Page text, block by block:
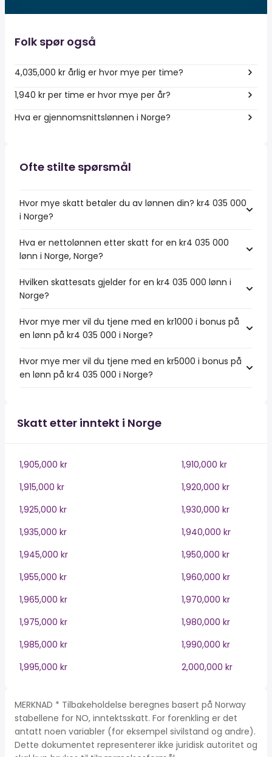
Folk spør også
4,035,000 kr årlig er hvor mye per time?
1,940 kr per time er hvor mye per år?
Hva er gjennomsnittslønnen i Norge?
Ofte stilte spørsmål
Hvor mye skatt betaler du av lønnen din? kr4 035 000
i Norge?
Hva er nettolønnen etter skatt for en kr4 035 000
lønn i Norge, Norge?
Hvilken skattesats gjelder for en kr4 035 000 lønn i
Norge?
Hvor mye mer vil du tjene med en kr1000 i bonus på
en lønn på kr4 035 000 i Norge?
Hvor mye mer vil du tjene med en kr5000 i bonus på
en lønn på kr4 035 000 i Norge?
Skatt etter inntekt i Norge
1,905,000 kr
1,910,000 kr
1,915,000 kr
1,920,000 kr
1,925,000 kr
1,930,000 kr
1,935,000 kr
1,940,000 kr
1,945,000 kr
1,950,000 kr
1,955,000 kr
1,960,000 kr
1,965,000 kr
1,970,000 kr
1,975,000 kr
1,980,000 kr
1,985,000 kr
1,990,000 kr
1,995,000 kr
2,000,000 kr
MERKNAD * Tilbakeholdelse beregnes basert på Norway
stabellene for NO, inntektsskatt. For forenkling er det
antatt noen variabler (for eksempel sivilstand og andre).
Dette dokumentet representerer ikke juridisk autoritet og